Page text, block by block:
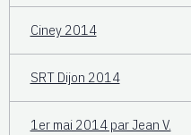
Ciney 2014
SRT Dijon 2014
1er mai 2014 par Jean V.